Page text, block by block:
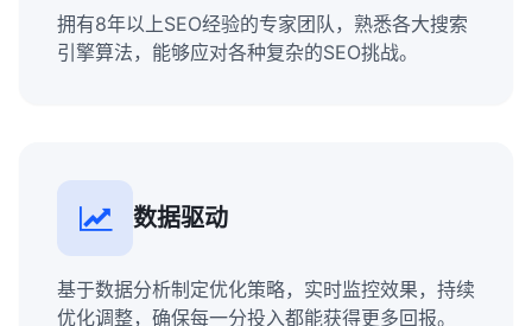
拥有8年以上SEO经验的专家团队，熟悉各大搜索
引擎算法，能够应对各种复杂的SEO挑战。
数据驱动
基于数据分析制定优化策略，实时监控效果，持续
优化调整，确保每一分投入都能获得更多回报。